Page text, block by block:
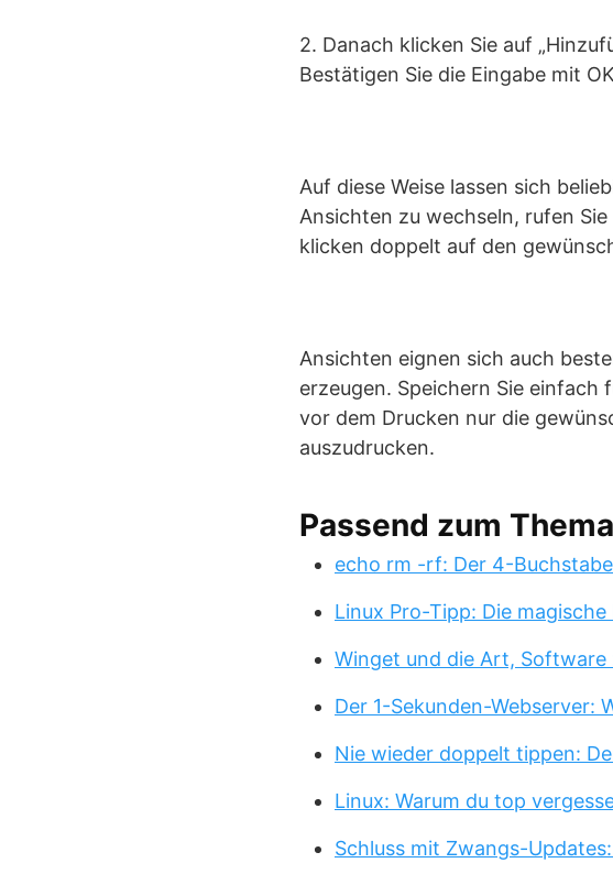
2. Danach klicken Sie auf
Bestätigen Sie die Eingabe mit
Auf diese Weise lassen sich
Ansichten zu wechseln, rufen
klicken doppelt auf den
Ansichten eignen sich auch
erzeugen. Speichern Sie einfach
vor dem Drucken nur die
auszudrucken.
Passend zum
echo rm -rf: Der 4-
Linux Pro-Tipp: Die
Winget und die Art,
Der 1-Sekunden-
Nie wieder doppelt tippen:
Linux: Warum du top
Schluss mit Zwangs-